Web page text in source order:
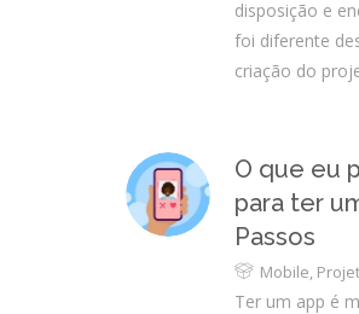
disposição e
foi diferente
criação do
O que eu
para ter
Passos
Mobile,
Ter um app é